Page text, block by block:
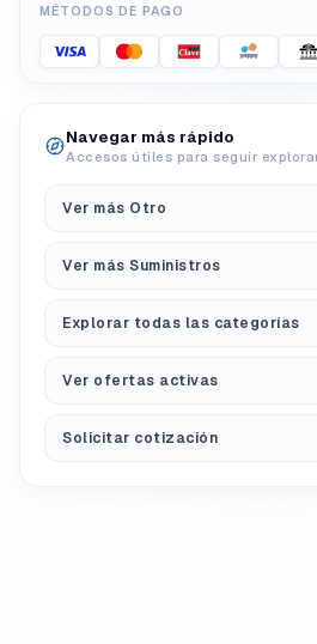
MÉTODOS DE PAGO
Navegar más rápido
Accesos útiles para seguir
Ver más Otro
Ver más Suministros
Explorar todas las categorías
Ver ofertas activas
Solicitar cotización